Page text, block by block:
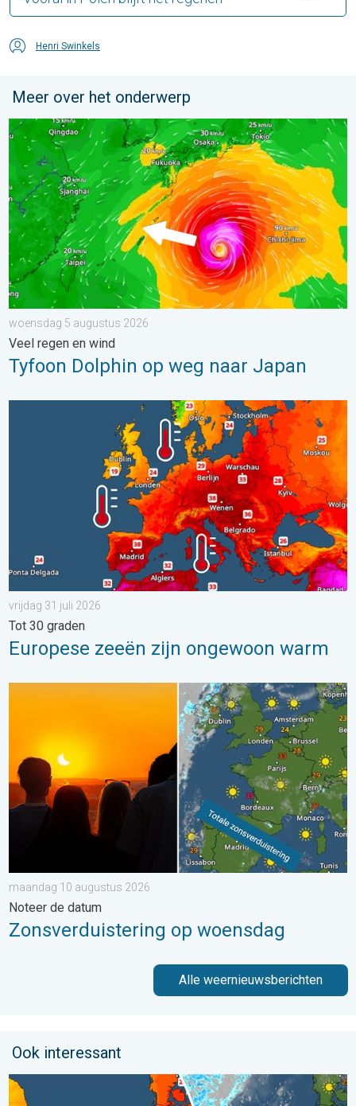
Henri Swinkels
Meer over het onderwerp
Tyfoon Dolphin op weg naar Japan. Veel regen en wind. . .
woensdag 5 augustus 2026
Veel regen en wind
Tyfoon Dolphin op weg naar Japan
Europese zeeën zijn ongewoon warm. Tot 30 graden. . .
vrijdag 31 juli 2026
Tot 30 graden
Europese zeeën zijn ongewoon warm
Zonsverduistering op woensdag. Noteer de datum. . .
maandag 10 augustus 2026
Noteer de datum
Zonsverduistering op woensdag
Alle weernieuwsberichten
Ook interessant
Hoe is het elders in Europa?. Zomerse zondag. . . zondag 9